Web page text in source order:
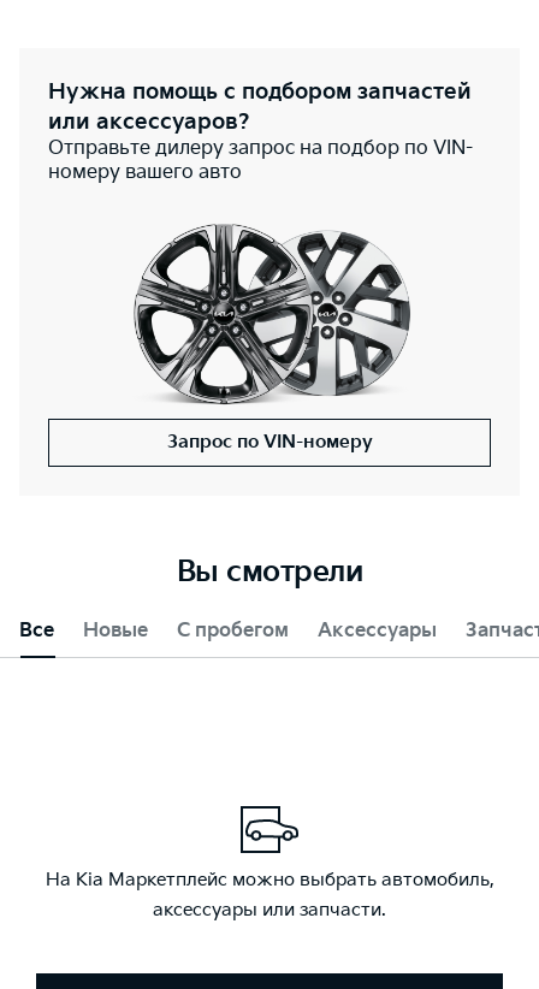
Нужна помощь с подбором запчастей
или аксессуаров?
Отправьте дилеру запрос на подбор по VIN-
номеру вашего авто
Запрос по VIN-номеру
Вы смотрели
Все Новые С пробегом Аксессуары
На Kia Маркетплейс можно выбрать автомобиль,
аксессуары или запчасти.